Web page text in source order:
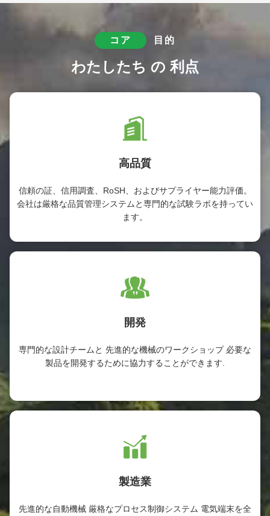
コア 目的
わたしたち の 利点
高品質
信頼の証、信用調査、RoSH、およびサプライヤー能力評価。
会社は厳格な品質管理システムと専門的な試験ラボを持ってい
ます。
開発
専門的な設計チームと 先進的な機械のワークショップ 必要な
製品を開発するために協力することができます.
製造業
先進的な自動機械 厳格なプロセス制御システム 電気端末を全